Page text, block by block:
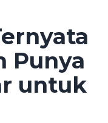
Punya
untuk